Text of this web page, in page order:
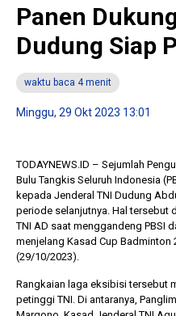
Panen
Dudung Siap
waktu baca 4 menit
Minggu, 29 Okt 2023 13:01
TODAYNEWS.ID – Sejumlah
Bulu Tangkis Seluruh Indonesia
kepada Jenderal TNI Dudung
periode selanjutnya. Hal tersebut
TNI AD saat menggandeng PBSI
menjelang Kasad Cup Badminton
(29/10/2023).
Rangkaian laga eksibisi tersebut
petinggi TNI. Di antaranya,
1 tahun lalu
Banyak Gugatan di
Pilkada 2024,
Ragukan SDM Bawaslu